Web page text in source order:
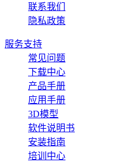
联系我们
隐私政策
服务支持
常见问题
下载中心
产品手册
应用手册
3D模型
软件说明书
安装指南
培训中心